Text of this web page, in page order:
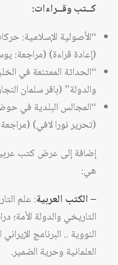
كــتب وقــراءات:
“الأصولية الإسلامية:
(إعادة قراءة) (مراجعة:
“الحداثة الممتنعة في
والدولة” (باقر سلمان
“المجالس البلدية في
(تحرير نورا لافي)
إضافة إلى عرض كتب
هي:
– الكتب العربية: علم
التاريخي والدولة الأمة؛
النووية .. البرنامج
العلمانية وحرية الضمير.